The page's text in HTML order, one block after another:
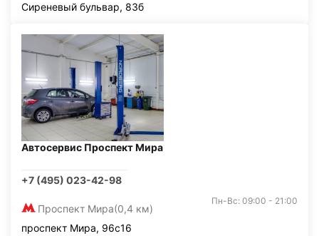
Сиреневый бульвар, 83б
Автосервис Проспект Мира
+7 (495) 023-42-98
Проспект Мира(0,4 км)
Пн-Вс: 09:00 - 21:00
проспект Мира, 96с16